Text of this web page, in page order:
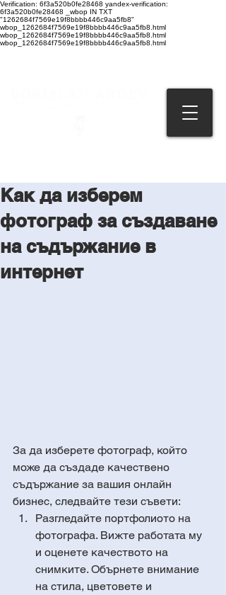
Verification: 6f3a520b0fe28468 yandex-verification:
6f3a520b0fe28468 _wbop IN TXT
"1262684f7569e19f8bbbb446c9aa5fb8"
wbop_1262684f7569e19f8bbbb446c9aa5fb8.html
wbop_1262684f7569e19f8bbbb446c9aa5fb8.html
wbop_1262684f7569e19f8bbbb446c9aa5fb8.html
Как да изберем
фотограф за създаване
на съдържание в
интернет
За да изберете фотограф, който
може да създаде качествено
съдържание за вашия онлайн
бизнес, следвайте тези съвети:
Разгледайте портфолиото на
фотографа. Вижте работата му
и оценете качеството на
снимките. Обърнете внимание
на стила, цветовете и